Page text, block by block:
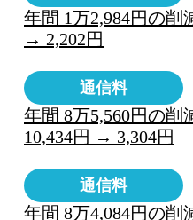
年間 1万2,984円の削
→ 2,202円
通信料
年間 8万5,560円の
10,434円 → 3,304円
通信料
年間 8万4,084円の削